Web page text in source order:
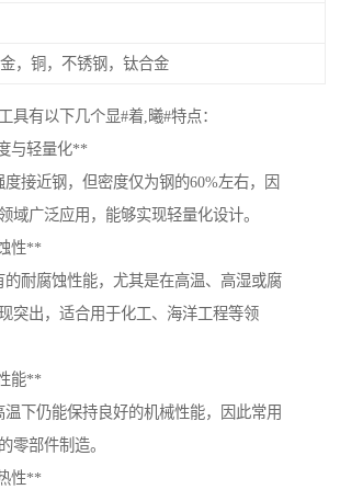
，铜，不锈钢，钛合金
具有以下几个显#着,曦#特点：
与轻量化**
接近钢，但密度仅为钢的60%左右，因
域广泛应用，能够实现轻量化设计。
性**
耐腐蚀性能，尤其是在高温、高湿或腐
突出，适合用于化工、海洋工程等领
能**
下仍能保持良好的机械性能，因此常用
零部件制造。
性**